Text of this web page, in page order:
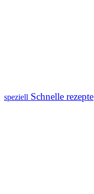
speziell Schnelle rezepte